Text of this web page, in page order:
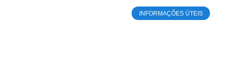
INFORMAÇÕES ÚTEIS